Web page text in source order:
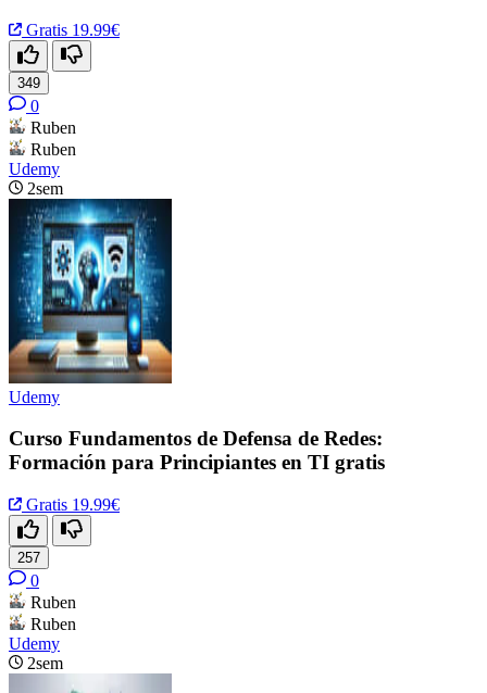
Gratis 19.99€
349
0
Ruben
Ruben
Udemy
2sem
Udemy
Curso Fundamentos de Defensa de Redes:
Formación para Principiantes en TI gratis
Gratis 19.99€
257
0
Ruben
Ruben
Udemy
2sem